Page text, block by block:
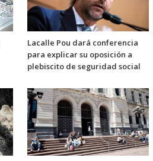
Lacalle Pou dará conferencia
para explicar su oposición a
plebiscito de seguridad social